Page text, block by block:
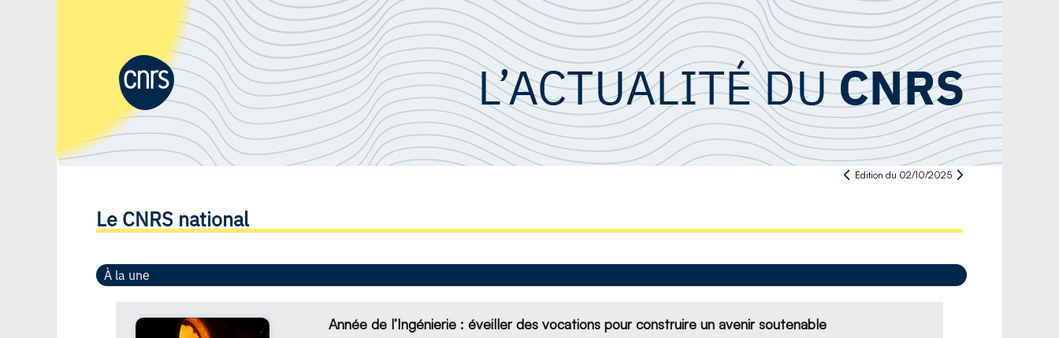
Édition du 02/10/2025
Le CNRS national
À la une
Année de l’Ingénierie : éveiller des vocations pour construire un avenir soutenable